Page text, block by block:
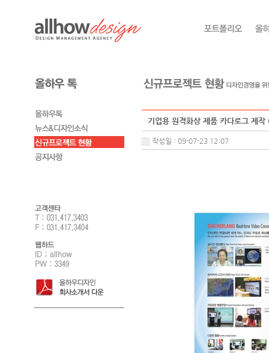
기업용 원격화상 제품 카다로그 제작
작성일 : 09-07-23 12:07